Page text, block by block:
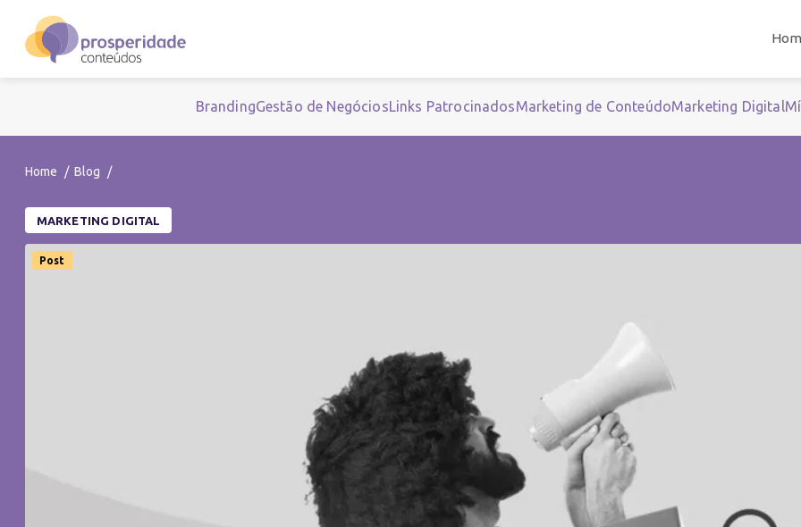
BrandingGestão de NegóciosLinks PatrocinadosMarketing de ConteúdoMarketing Digital
Home Blog
MARKETING DIGITAL
Post